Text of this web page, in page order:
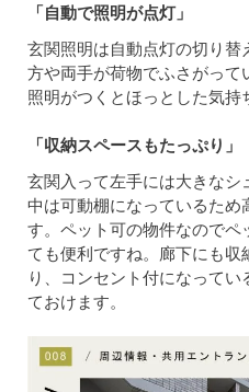
「自動で照明が点灯」
玄関照明は自動点灯の切り替
方や両手が荷物でふさがっ
照明がつくとほっとした気持
「収納スペースもたっぷり」
玄関入って左手には大きなシ
中は可動棚になっているため
す。ペット可の物件なのでペ
ても便利ですね。廊下にも収
り、コンセント付になって
ておけます。